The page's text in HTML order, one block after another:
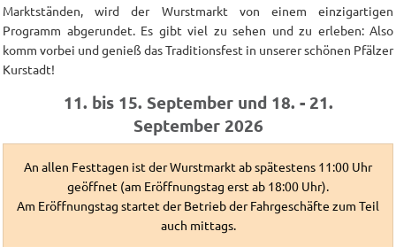
Marktständen, wird der Wurstmarkt von einem einzigartigen
Programm abgerundet. Es gibt viel zu sehen und zu erleben: Also
komm vorbei und genieß das Traditionsfest in unserer schönen Pfälzer
Kurstadt!
11. bis 15. September und 18. - 21.
September 2026
An allen Festtagen ist der Wurstmarkt ab spätestens 11:00 Uhr
geöffnet (am Eröffnungstag erst ab 18:00 Uhr).
Am Eröffnungstag startet der Betrieb der Fahrgeschäfte zum Teil
auch mittags.